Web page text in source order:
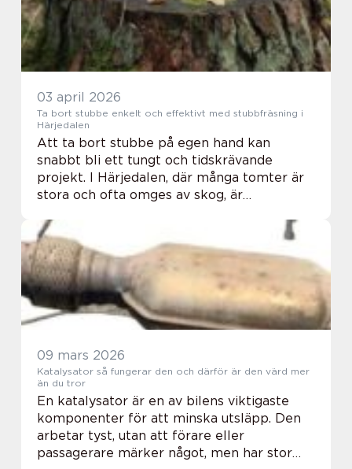
03 april 2026
Ta bort stubbe enkelt och effektivt med stubbfräsning i
Härjedalen
Att ta bort stubbe på egen hand kan
snabbt bli ett tungt och tidskrävande
projekt. I Härjedalen, där många tomter är
stora och ofta omges av skog, är
alternativ. Med r&...
09 mars 2026
Katalysator så fungerar den och därför är den värd mer
än du tror
En katalysator är en av bilens viktigaste
komponenter för att minska utsläpp. Den
arbetar tyst, utan att förare eller
passagerare märker något, men har stor